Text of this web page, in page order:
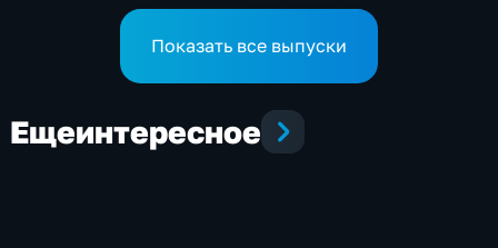
Показать все выпуски
Ещеинтересное